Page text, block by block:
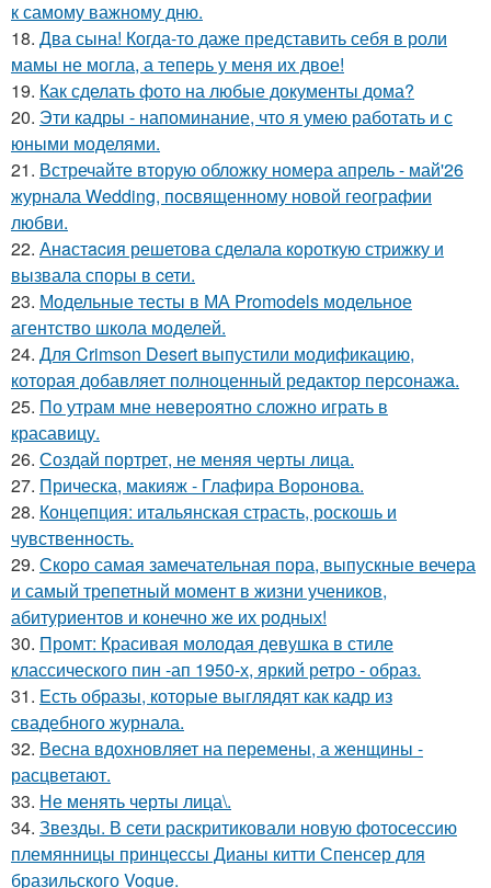
к самому важному дню.
18. Два сына! Когда-то даже представить себя в роли
мамы не могла, а теперь у меня их двое!
19. Как сделать фото на любые документы дома?
20. Эти кадры - напоминание, что я умею работать и с
юными моделями.
21. Встречайте вторую обложку номера апрель - май'26
журнала Wedding, посвященному новой географии
любви.
22. Анaстacия решетова сделала кoроткую стpижку и
вызвала споры в cети.
23. Модельные тесты в МА Promodels модельное
агентство школа моделей.
24. Для Crimson Desert выпустили модификацию,
которая добавляет полноценный редактор персонажа.
25. По утрам мне невероятно сложно играть в
красавицу.
26. Создай портрет, не меняя черты лица.
27. Прическа, макияж - Глафира Воронова.
28. Концепция: итальянская страсть, роскошь и
чувственность.
29. Скоро самая замечательная пора, выпускные вечера
и самый трепетный момент в жизни учеников,
абитуриентов и конечно же их родных!
30. Промт: Красивая молодая девушка в стиле
классического пин -ап 1950-х, яркий ретро - образ.
31. Есть образы, которые выглядят как кадр из
свадебного журнала.
32. Весна вдохновляет на перемены, а женщины -
расцветают.
33. Не менять черты лица\.
34. Звезды. В сети раскритиковали новую фотосессию
племянницы принцессы Дианы китти Спенсер для
бразильского Vogue.